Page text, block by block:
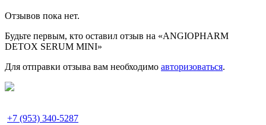
Отзывов пока нет.
Будьте первым, кто оставил отзыв на «ANGIOPHARM
DETOX SERUM MINI»
Для отправки отзыва вам необходимо авторизоваться.
+7 (953) 340-5287